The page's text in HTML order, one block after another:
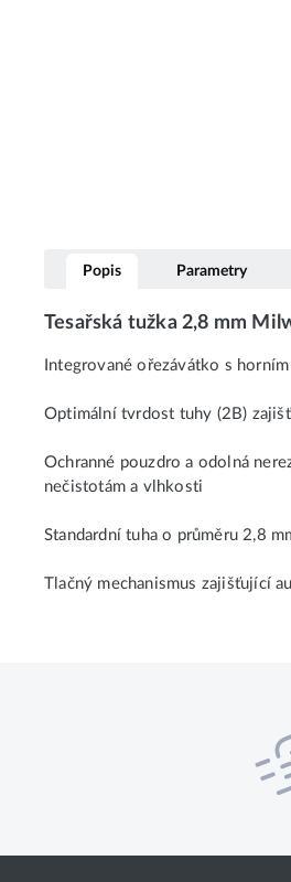
Popis Parametry
Tesařská tužka 2,8 mm
Integrované ořezávátko s
Optimální tvrdost tuhy (2B)
Ochranné pouzdro a odolná
nečistotám a vlhkosti
Standardní tuha o průměru 2,8
Tlačný mechanismus zajišťující